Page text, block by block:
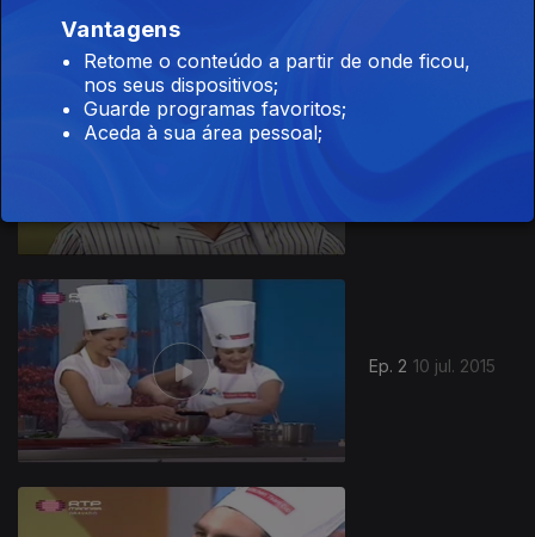
Ep. 2 10 jul. 2015
200774
Vantagens
Retome o conteúdo a partir de onde ficou,
nos seus dispositivos;
Guarde programas favoritos;
Aceda à sua área pessoal;